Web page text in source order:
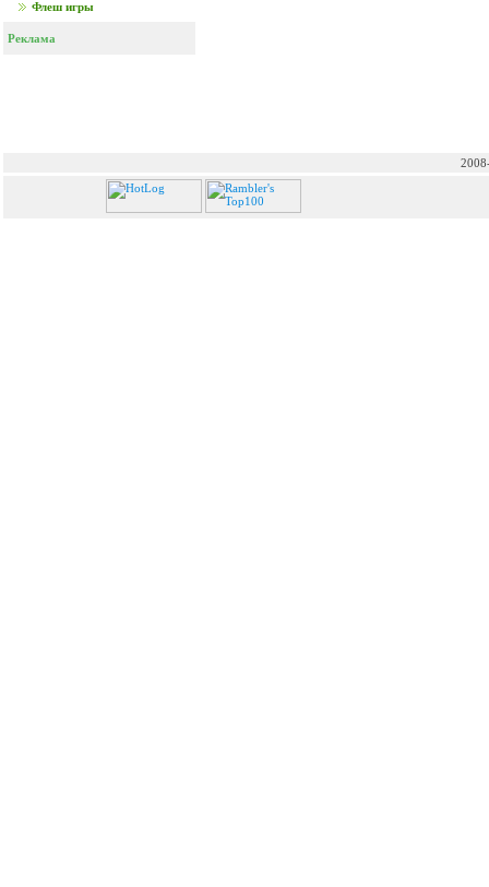
Флеш игры
Реклама